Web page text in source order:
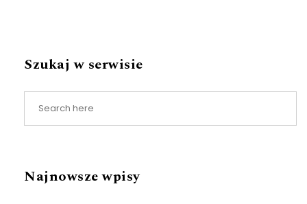
Szukaj w serwisie
Najnowsze wpisy